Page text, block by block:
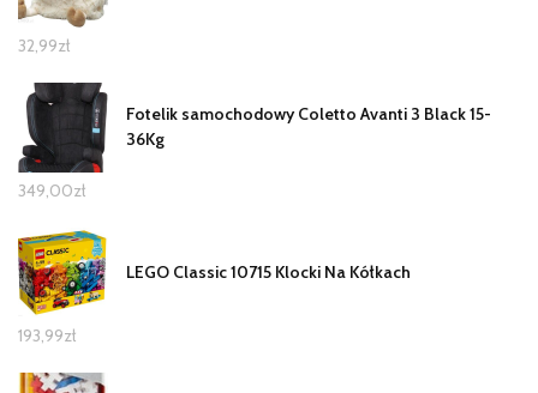
32,99zł
Fotelik samochodowy Coletto Avanti 3 Black 15-
36Kg
349,00zł
LEGO Classic 10715 Klocki Na Kółkach
193,99zł